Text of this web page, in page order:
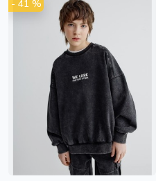
- 41 %